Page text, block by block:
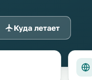
Куда летает